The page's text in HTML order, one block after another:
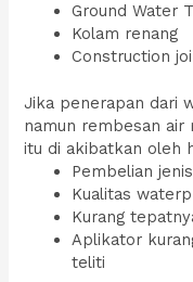
Ground Water
Kolam renang
Construction
Jika penerapan dari
namun rembesan air
itu di akibatkan oleh
Pembelian
Kualitas
Kurang
Aplikator
teliti